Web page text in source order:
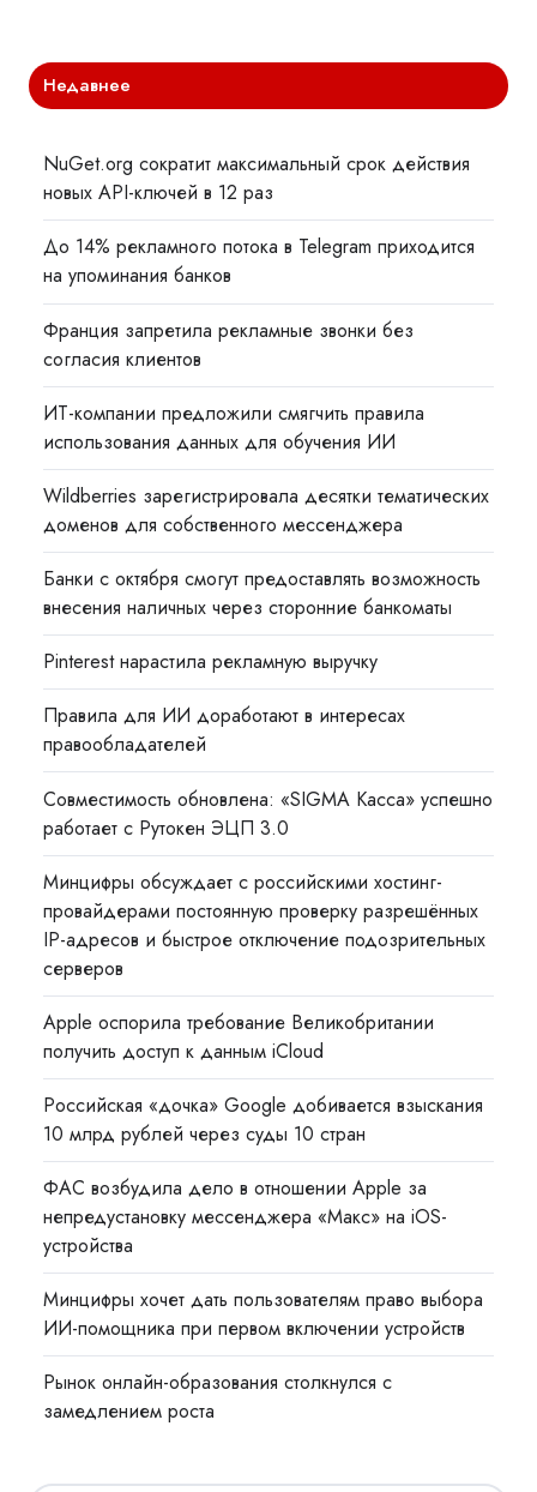
Недавнее
NuGet.org сократит максимальный срок действия
новых API-ключей в 12 раз
До 14% рекламного потока в Telegram приходится
на упоминания банков
Франция запретила рекламные звонки без
согласия клиентов
ИТ-компании предложили смягчить правила
использования данных для обучения ИИ
Wildberries зарегистрировала десятки тематических
доменов для собственного мессенджера
Банки с октября смогут предоставлять возможность
внесения наличных через сторонние банкоматы
Pinterest нарастила рекламную выручку
Правила для ИИ доработают в интересах
правообладателей
Совместимость обновлена: «SIGMA Касса» успешно
работает с Рутокен ЭЦП 3.0
Минцифры обсуждает с российскими хостинг-
провайдерами постоянную проверку разрешённых
IP-адресов и быстрое отключение подозрительных
серверов
Apple оспорила требование Великобритании
получить доступ к данным iCloud
Российская «дочка» Google добивается взыскания
10 млрд рублей через суды 10 стран
ФАС возбудила дело в отношении Apple за
непредустановку мессенджера «Макс» на iOS-
устройства
Минцифры хочет дать пользователям право выбора
ИИ-помощника при первом включении устройств
Рынок онлайн-образования столкнулся с
замедлением роста